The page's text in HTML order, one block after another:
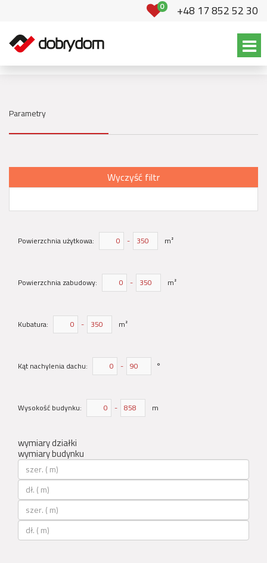
0 +48 17 852 52 30
Parametry
Wyczyść filtr
Powierzchnia użytkowa: - m²
Powierzchnia zabudowy: - m²
Kubatura: - m²
Kąt nachylenia dachu: - °
Wysokość budynku: - m
wymiary działki
wymiary budynku